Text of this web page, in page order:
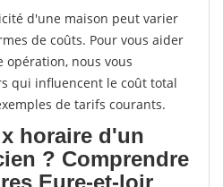
d'une maison peut varier
de coûts. Pour vous aider
nous vous
qui influencent le coût total
de tarifs courants.
horaire d'un
? Comprendre
Eure-et-loir